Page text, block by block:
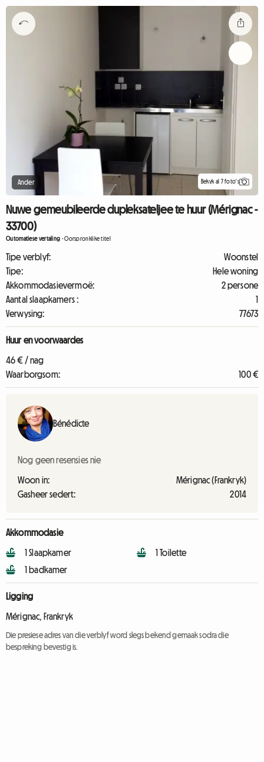
Ander Bekyk al 7 foto's
Nuwe gemeubileerde dupleksateljee te huur (Mérignac -
33700)
Outomatiese vertaling -Oorspronklike titel
Tipe verblyf:
Woonstel
Tipe:
Hele woning
Akkommodasievermoë:
2 persone
Aantal slaapkamers :
1
Verwysing:
77673
Huur en voorwaardes
46 € / nag
Waarborgsom:
100 €
Bénédicte
Nog geen resensies nie
Woon in:
Mérignac (Frankryk)
Gasheer sedert:
2014
Akkommodasie
1 Slaapkamer
1 badkamer
1 Toilette
Ligging
Mérignac, Frankryk
Die presiese adres van die verblyf word slegs bekend gemaak sodra die
bespreking bevestig is.